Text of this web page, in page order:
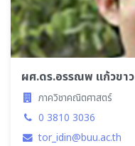
ผศ.ดร.อรรณพ แก้วขาว
ภาควิชาคณิตศาสตร์
0 3810 3036
tor_idin@buu.ac.th